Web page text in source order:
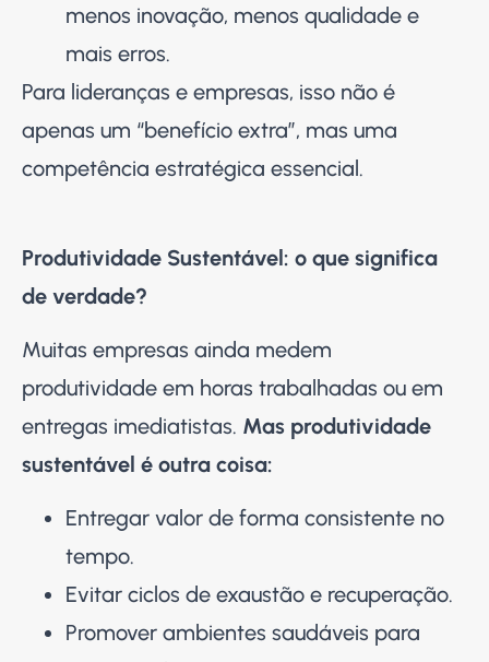
menos inovação, menos qualidade e
mais erros.
Para lideranças e empresas, isso não é
apenas um “benefício extra”, mas uma
competência estratégica essencial.
Produtividade Sustentável: o que significa
de verdade?
Muitas empresas ainda medem
produtividade em horas trabalhadas ou em
entregas imediatistas. Mas produtividade
sustentável é outra coisa:
Entregar valor de forma consistente no
tempo.
Evitar ciclos de exaustão e recuperação.
Promover ambientes saudáveis para